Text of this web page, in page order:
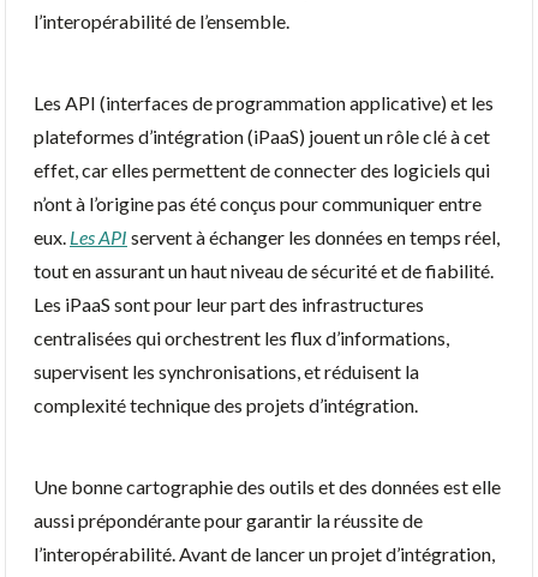
l’interopérabilité de l’ensemble.
Les API (interfaces de programmation applicative) et les
plateformes d’intégration (iPaaS) jouent un rôle clé à cet
effet, car elles permettent de connecter des logiciels qui
n’ont à l’origine pas été conçus pour communiquer entre
eux. Les API servent à échanger les données en temps réel,
tout en assurant un haut niveau de sécurité et de fiabilité.
Les iPaaS sont pour leur part des infrastructures
centralisées qui orchestrent les flux d’informations,
supervisent les synchronisations, et réduisent la
complexité technique des projets d’intégration.
Une bonne cartographie des outils et des données est elle
aussi prépondérante pour garantir la réussite de
l’interopérabilité. Avant de lancer un projet d’intégration,